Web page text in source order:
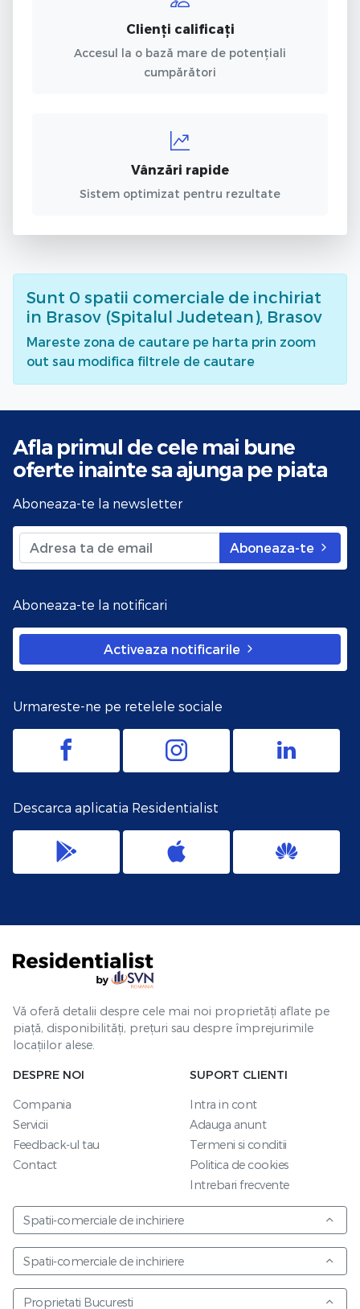
Clienți calificați
Accesul la o bază mare de potențiali
cumpărători
Vânzări rapide
Sistem optimizat pentru rezultate
Sunt 0 spatii comerciale de inchiriat
in Brasov (Spitalul Judetean), Brasov
Mareste zona de cautare pe harta prin zoom
out sau modifica filtrele de cautare
Afla primul de cele mai bune
oferte inainte sa ajunga pe piata
Aboneaza-te la newsletter
Aboneaza-te
Aboneaza-te la notificari
Activeaza notificarile
Urmareste-ne pe retelele sociale
Descarca aplicatia Residentialist
Vă oferă detalii despre cele mai noi proprietăți aflate pe
piață, disponibilități, prețuri sau despre împrejurimile
locațiilor alese.
DESPRE NOI
Compania
Servicii
Feedback-ul tau
Contact
SUPORT CLIENTI
Intra in cont
Adauga anunt
Termeni si conditii
Politica de cookies
Intrebari frecvente
Spatii-comerciale de inchiriere
Spatii-comerciale de inchiriere
Proprietati Bucuresti